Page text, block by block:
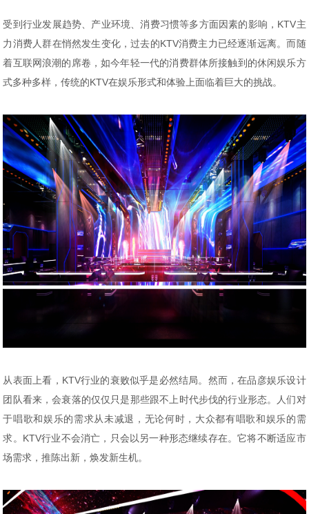
受到行业发展趋势、产业环境、消费习惯等多方面因素的影响，KTV主
力消费人群在悄然发生变化，过去的KTV消费主力已经逐渐远离。而随
着互联网浪潮的席卷，如今年轻一代的消费群体所接触到的休闲娱乐方
式多种多样，传统的KTV在娱乐形式和体验上面临着巨大的挑战。
从表面上看，KTV行业的衰败似乎是必然结局。然而，在品彦娱乐设计
团队看来，会衰落的仅仅只是那些跟不上时代步伐的行业形态。人们对
于唱歌和娱乐的需求从未减退，无论何时，大众都有唱歌和娱乐的需
求。KTV行业不会消亡，只会以另一种形态继续存在。它将不断适应市
场需求，推陈出新，焕发新生机。